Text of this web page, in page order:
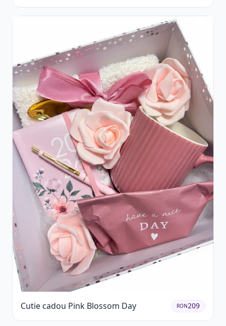
Roșii și Șampanie rose
Cutie cadou Pink Blossom Day RON209